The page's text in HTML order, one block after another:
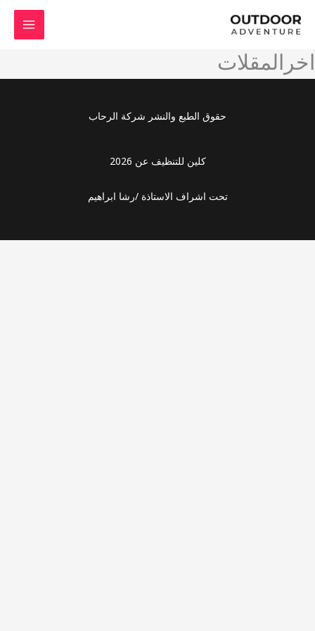
إلى
اخرالمقلات
حقوق الطبع والنشر شركة الرحاب
كلين للتنظيف عن 2026
تحت اشراف الاستاذة /رشا ابراهيم